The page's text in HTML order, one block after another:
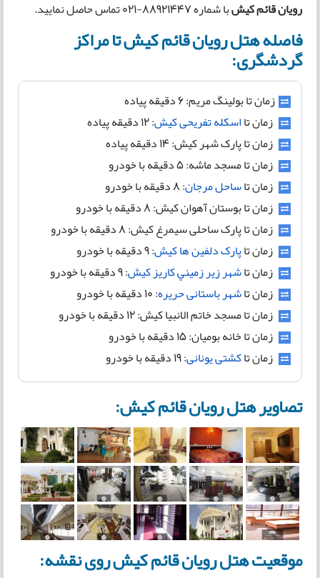
رویان قائم کیشبا شماره 88921447-021 تماس حاصل نمایید.
فاصله هتل رویان قائم کیش تا مراکز
گردشگری:
زمان تا بولینگ مریم: 6 دقیقه پیاده
زمان تااسکله تفریحی کیش: ۱۲ دقیقه پیاده
زمان تا پارک شهر کیش: ۱۴ دقیقه پیاده
زمان تا مسجد ماشه: 5 دقیقه با خودرو
زمان تاساحل مرجان: ۸ دقیقه با خودرو
زمان تا بوستان آهوان کیش: ۸ دقیقه با خودرو
زمان تا پارک ساحلی سیمرغ کیش: ۸ دقیقه با خودرو
زمان تاپارک دلفین ها کیش: ۹ دقیقه با خودرو
زمان تاشهر زير زميني كاريز كيش: 9 دقيقه با خودرو
زمان تاشهر باستانی حریره: 10 دقیقه با خودرو
زمان تا مسجد خاتم الانبیا کیش: ۱۲ دقیقه با خودرو
زمان تا خانه بومیان: 15 دقیقه با خودرو
زمان تاکشتی یونانی: ۱۹ دقیقه با خودرو
تصاویر هتل رویان قائم کیش:
موقعیت هتل رویان قائم کیش روی نقشه: